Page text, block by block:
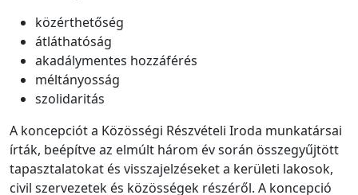
közérthetőség
átláthatóság
akadálymentes hozzáférés
méltányosság
szolidaritás
A koncepciót a Közösségi Részvételi Iroda munkatársai
írták, beépítve az elmúlt három év során összegyűjtött
tapasztalatokat és visszajelzéseket a kerületi lakosok,
civil szervezetek és közösségek részéről. A koncepció